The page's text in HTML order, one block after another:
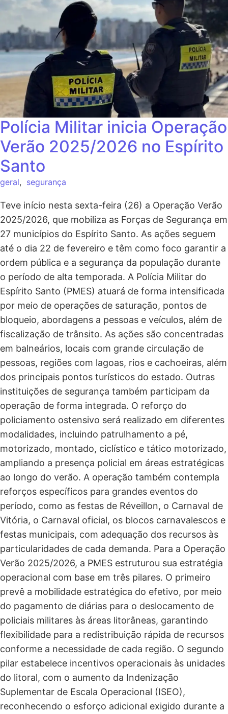
Polícia Militar inicia Operação
Verão 2025/2026 no Espírito
Santo
geral, segurança
Teve início nesta sexta-feira (26) a Operação Verão
2025/2026, que mobiliza as Forças de Segurança em
27 municípios do Espírito Santo. As ações seguem
até o dia 22 de fevereiro e têm como foco garantir a
ordem pública e a segurança da população durante
o período de alta temporada. A Polícia Militar do
Espírito Santo (PMES) atuará de forma intensificada
por meio de operações de saturação, pontos de
bloqueio, abordagens a pessoas e veículos, além de
fiscalização de trânsito. As ações são concentradas
em balneários, locais com grande circulação de
pessoas, regiões com lagoas, rios e cachoeiras, além
dos principais pontos turísticos do estado. Outras
instituições de segurança também participam da
operação de forma integrada. O reforço do
policiamento ostensivo será realizado em diferentes
modalidades, incluindo patrulhamento a pé,
motorizado, montado, ciclístico e tático motorizado,
ampliando a presença policial em áreas estratégicas
ao longo do verão. A operação também contempla
reforços específicos para grandes eventos do
período, como as festas de Réveillon, o Carnaval de
Vitória, o Carnaval oficial, os blocos carnavalescos e
festas municipais, com adequação dos recursos às
particularidades de cada demanda. Para a Operação
Verão 2025/2026, a PMES estruturou sua estratégia
operacional com base em três pilares. O primeiro
prevê a mobilidade estratégica do efetivo, por meio
do pagamento de diárias para o deslocamento de
policiais militares às áreas litorâneas, garantindo
flexibilidade para a redistribuição rápida de recursos
conforme a necessidade de cada região. O segundo
pilar estabelece incentivos operacionais às unidades
do litoral, com o aumento da Indenização
Suplementar de Escala Operacional (ISEO),
reconhecendo o esforço adicional exigido durante a